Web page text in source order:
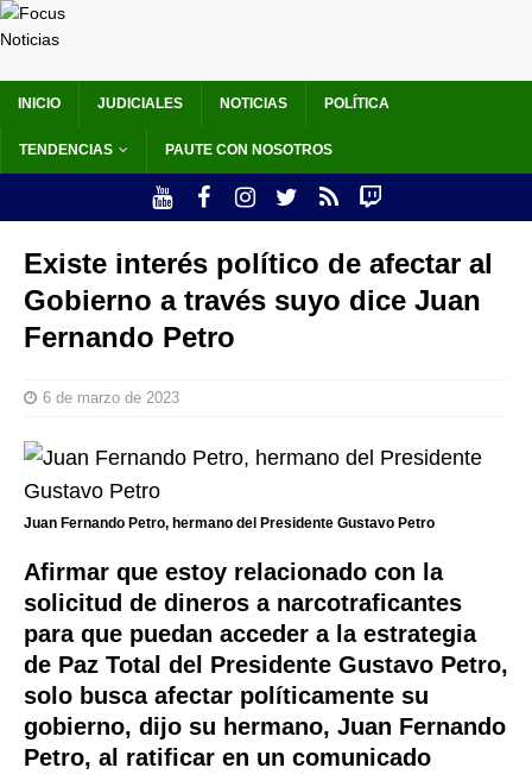
INICIO JUDICIALES NOTICIAS POLÍTICA
TENDENCIAS PAUTE CON NOSOTROS
Existe interés político de afectar al
Gobierno a través suyo dice Juan
Fernando Petro
6 de marzo de 2023
Juan Fernando Petro, hermano del Presidente Gustavo Petro
Afirmar que estoy relacionado con la
solicitud de dineros a narcotraficantes
para que puedan acceder a la estrategia
de Paz Total del Presidente Gustavo Petro,
solo busca afectar políticamente su
gobierno, dijo su hermano, Juan Fernando
Petro, al ratificar en un comunicado